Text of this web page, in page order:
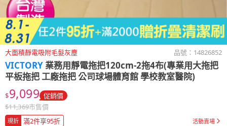
大面積靜電吸附毛髮灰塵 品號： 14826852
VICTORY 業務用靜電拖把120cm-2拖4布(專業用大拖把
平板拖把 工廠拖把 公司球場體育館 學校教室醫院)
$9,099 促銷價
$11,369市售價
現折 滿2件享95折 活動賣場